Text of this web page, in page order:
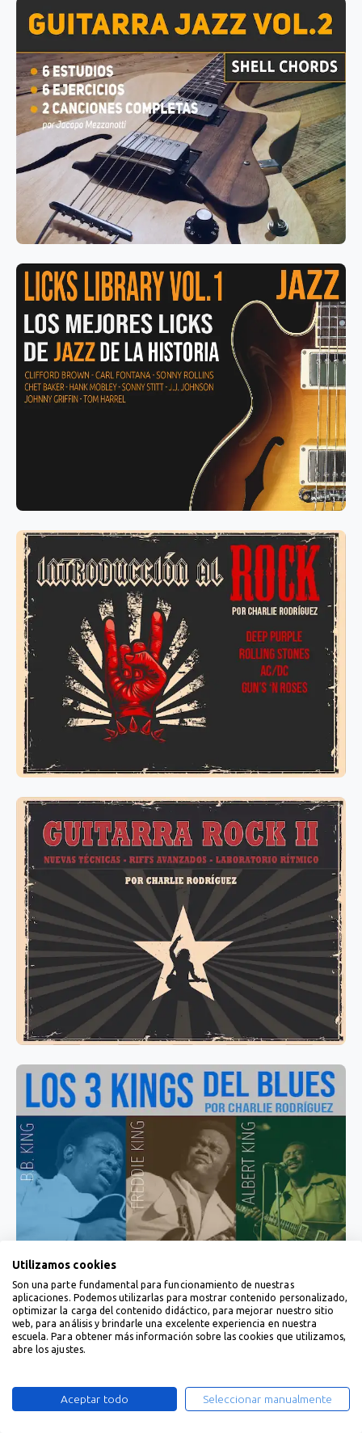
Utilizamos cookies
Son una parte fundamental para funcionamiento de nuestras
aplicaciones. Podemos utilizarlas para mostrar contenido personalizado,
optimizar la carga del contenido didáctico, para mejorar nuestro sitio
web, para análisis y brindarle una excelente experiencia en nuestra
escuela. Para obtener más información sobre las cookies que utilizamos,
abre los ajustes.
Aceptar todo Seleccionar manualmente